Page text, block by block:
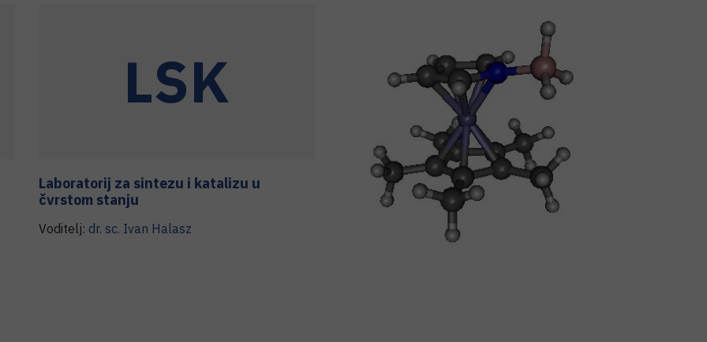
LSK
Laboratorij za sintezu i katalizu u
čvrstom stanju
Voditelj: dr. sc. Ivan Halasz
Laboratorij za spektrometriju masa i
funkcionalnu proteomiku
Saša Kazazić